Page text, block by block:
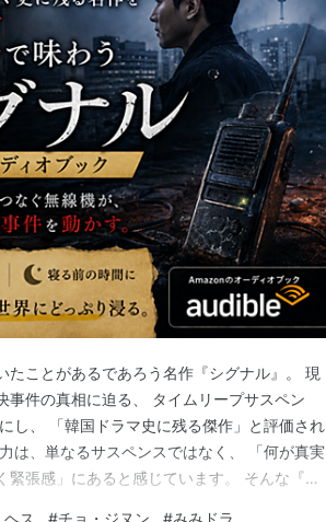
ことがあるであろう名作『シグナル』。 現
件の真相に迫る、 タイムリープサスペン
し、 「韓国ドラマ史に残る傑作」と評価され
は、単なるサスペンスではなく、 「何が真実
張感」にあると感じています。 そんな『シ
ヘス #チョ・ジヌン #みみドラ